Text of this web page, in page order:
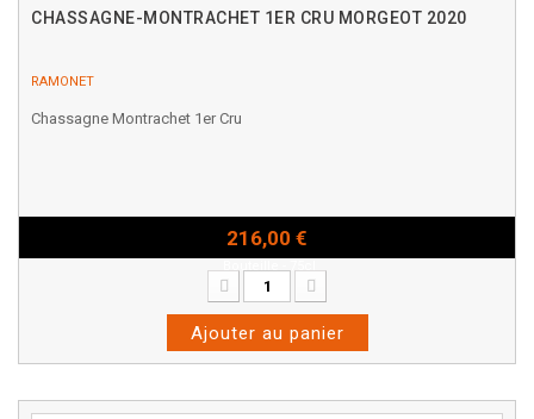
CHASSAGNE-MONTRACHET 1ER CRU MORGEOT 2020
RAMONET
Chassagne Montrachet 1er Cru
216,00 €
Ajouter au panier